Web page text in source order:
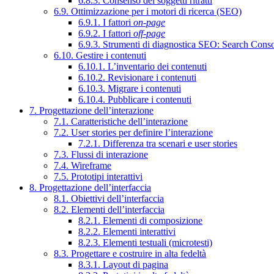
6.9. Ottimizzazione per i motori di ricerca (SEO)
6.9.1. I fattori on-page
6.9.2. I fattori off-page
6.9.3. Strumenti di diagnostica SEO: Search
6.10. Gestire i contenuti
6.10.1. L’inventario dei contenuti
6.10.2. Revisionare i contenuti
6.10.3. Migrare i contenuti
6.10.4. Pubblicare i contenuti
7. Progettazione dell’interazione
7.1. Caratteristiche dell’interazione
7.2. User stories per definire l’interazione
7.2.1. Differenza tra scenari e user stories
7.3. Flussi di interazione
7.4. Wireframe
7.5. Prototipi interattivi
8. Progettazione dell’interfaccia
8.1. Obiettivi dell’interfaccia
8.2. Elementi dell’interfaccia
8.2.1. Elementi di composizione
8.2.2. Elementi interattivi
8.2.3. Elementi testuali (microtesti)
8.3. Progettare e costruire in alta fedeltà
8.3.1. Layout di pagina